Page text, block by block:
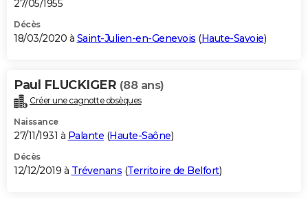
27/05/1955
Décès
18/03/2020 à Saint-Julien-en-Genevois (Haute-Savoie)
Paul FLUCKIGER (88 ans)
Créer une cagnotte obsèques
Naissance
27/11/1931 à Palante (Haute-Saône)
Décès
12/12/2019 à Trévenans (Territoire de Belfort)